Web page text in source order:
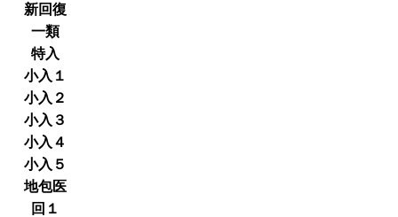
新回復
一類
特入
小入１
小入２
小入３
小入４
小入５
地包医
回１